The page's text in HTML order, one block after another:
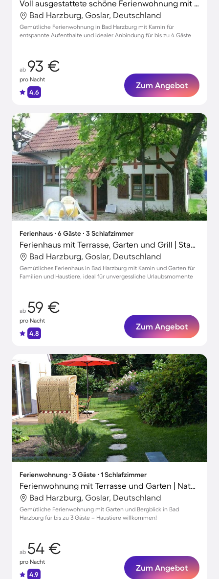
Voll ausgestattete schöne Ferienwohnung mit Terrasse
Bad Harzburg, Goslar, Deutschland
Gemütliche Ferienwohnung in Bad Harzburg mit Kamin für
entspannte Aufenthalte und idealer Anbindung für bis zu 4 Gäste
ab 93 €
pro Nacht
4.6
Zum Angebot
Ferienhaus ∙ 6 Gäste ∙ 3 Schlafzimmer
Ferienhaus mit Terrasse, Garten und Grill | Stadtblick
Bad Harzburg, Goslar, Deutschland
Gemütliches Ferienhaus in Bad Harzburg mit Kamin und Garten für
Familien und Haustiere, ideal für unvergessliche Urlaubsmomente
ab 59 €
pro Nacht
4.8
Zum Angebot
Ferienwohnung ∙ 3 Gäste ∙ 1 Schlafzimmer
Ferienwohnung mit Terrasse und Garten | Naturblick
Bad Harzburg, Goslar, Deutschland
Gemütliche Ferienwohnung mit Garten und Bergblick in Bad
Harzburg für bis zu 3 Gäste – Haustiere willkommen!
ab 54 €
pro Nacht
4.9
Zum Angebot